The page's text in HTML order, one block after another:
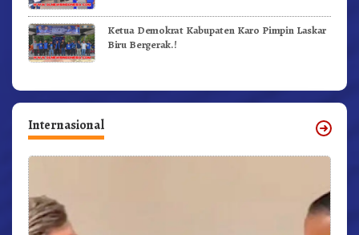
Ketua Demokrat Kabupaten Karo Pimpin Laskar
Biru Bergerak.!
Internasional